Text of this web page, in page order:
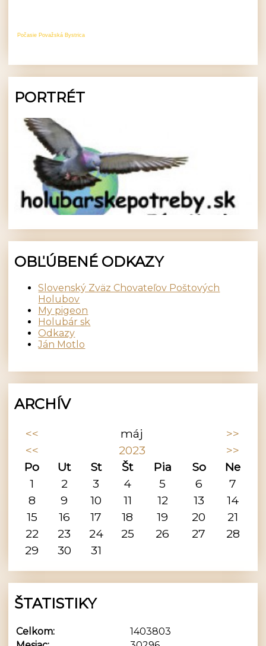
Počasie Považská Bystrica
PORTRÉT
OBĽÚBENÉ ODKAZY
Slovenský Zväz Chovateľov Poštových
Holubov
My pigeon
Holubár sk
Odkazy
Ján Motlo
ARCHÍV
<< máj
>>
<<
2023
>>
Po
Ut St Št Pia So
Ne
1
2 3 4 5 6
7
8
9 10 11 12 13
14
15
16 17 18 19 20
21
22
23 24 25 26 27
28
29
30 31
ŠTATISTIKY
Celkom:
1403803